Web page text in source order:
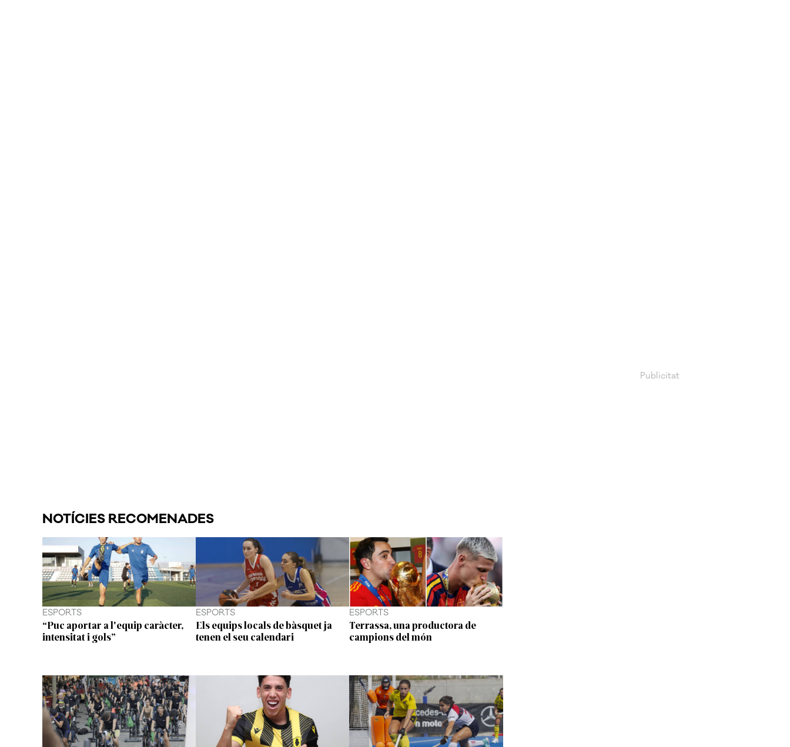
NOTÍCIES RECOMENADES
ESPORTS
“Puc aportar a l'equip caràcter,
intensitat i gols”
ESPORTS
Els equips locals de bàsquet ja
tenen el seu calendari
ESPORTS
Terrassa, una productora de
campions del món